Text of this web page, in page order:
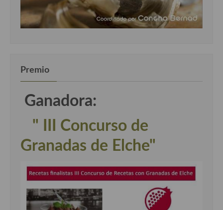
Premio
Ganadora:
" III Concurso de
Granadas de Elche"